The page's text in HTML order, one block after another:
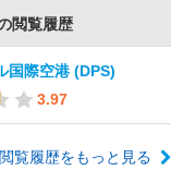
閲覧履歴
国際空港 (DPS)
3.97
閲覧履歴をもっと見る